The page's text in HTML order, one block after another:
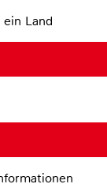
Land